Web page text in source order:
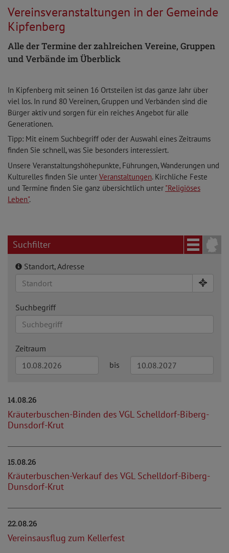
Vereinsveranstaltungen in der Gemeinde
Kipfenberg
Alle der Termine der zahlreichen Vereine, Gruppen
und Verbände im Überblick
In Kipfenberg mit seinen 16 Ortsteilen ist das ganze Jahr über
viel los. In rund 80 Vereinen, Gruppen und Verbänden sind die
Bürger aktiv und sorgen für ein reiches Angebot für alle
Generationen.
Tipp: Mit einem Suchbegriff oder der Auswahl eines Zeitraums
finden Sie schnell, was Sie besonders interessiert.
Unsere Veranstaltungshöhepunkte, Führungen, Wanderungen und
Kulturelles finden Sie unter Veranstaltungen. Kirchliche Feste
und Termine finden Sie ganz übersichtlich unter "Religiöses
Leben".
Suchfilter
Standort, Adresse
Suchbegriff
Zeitraum
bis
14.08.26
Kräuterbuschen-Binden des VGL Schelldorf-Biberg-
Dunsdorf-Krut
15.08.26
Kräuterbuschen-Verkauf des VGL Schelldorf-Biberg-
Dunsdorf-Krut
22.08.26
Vereinsausflug zum Kellerfest